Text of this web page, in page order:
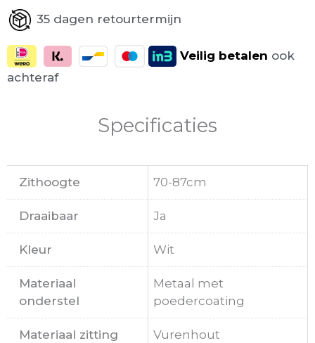
35 dagen retourtermijn
Veilig betalen ook
achteraf
Specificaties
Zithoogte 70-87cm
Draaibaar Ja
Kleur Wit
Materiaal
onderstel
Metaal met
poedercoating
Materiaal zitting Vurenhout